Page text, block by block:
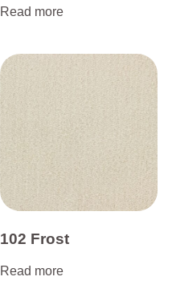
Read more
102 Frost
Read more